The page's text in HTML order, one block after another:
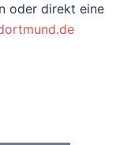
oder direkt eine